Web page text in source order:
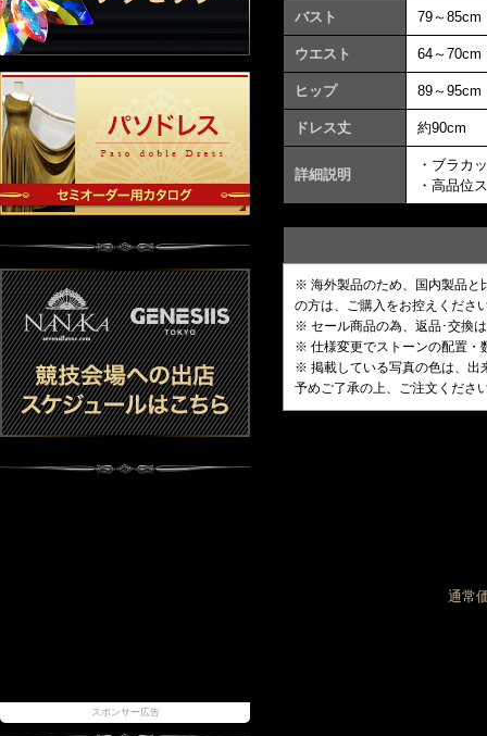
スポンサー広告
バスト 79～85cm
ウエスト 64～70cm
ヒップ 89～95cm
ドレス丈 約90cm
詳細説明
・ブラカ
・高品位
※ 海外製品のため、国内製品と
の方は、ご購入をお控えくださ
※ セール商品の為、返品･交換
※ 仕様変更でストーンの配置・
※ 掲載している写真の色は、出
予めご了承の上、ご注文くださ
通常